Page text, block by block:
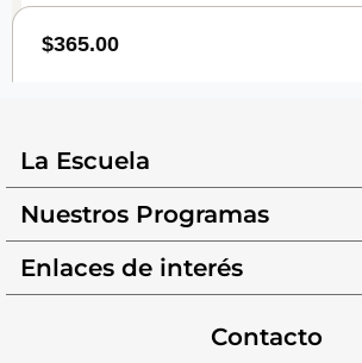
La Escuela
Nuestros Programas
Enlaces de interés
Contacto